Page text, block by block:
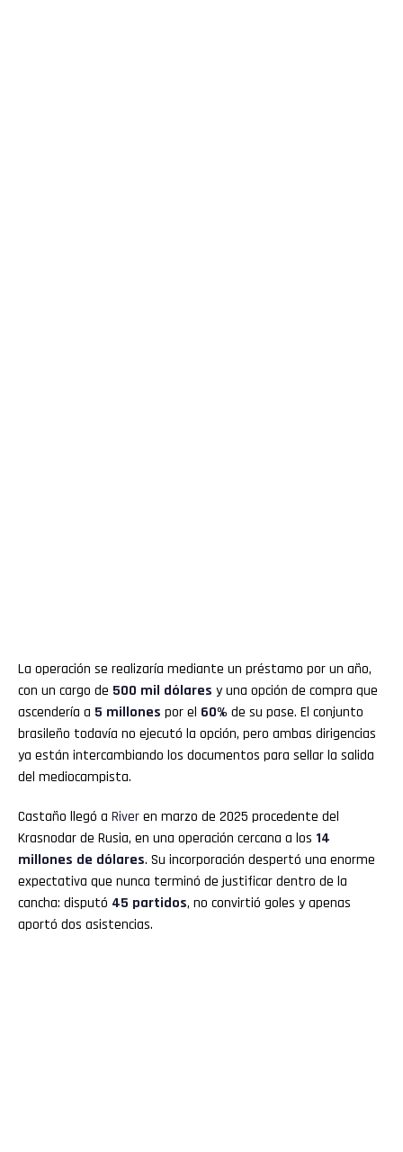
La operación se realizaría mediante un préstamo por un año,
con un cargo de 500 mil dólares y una opción de compra que
ascendería a 5 millones por el 60% de su pase. El conjunto
brasileño todavía no ejecutó la opción, pero ambas dirigencias
ya están intercambiando los documentos para sellar la salida
del mediocampista.
Castaño llegó a Riveren marzo de 2025 procedente del
Krasnodar de Rusia, en una operación cercana a los 14
millones de dólares. Su incorporación despertó una enorme
expectativa que nunca terminó de justificar dentro de la
cancha: disputó 45 partidos, no convirtió goles y apenas
aportó dos asistencias.